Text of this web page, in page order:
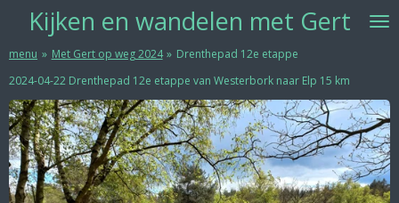
direct
hoofdinhoud
Kijken en wandelen met Gert
menu » Met Gert op weg 2024 » Drenthepad 12e etappe
2024-04-22 Drenthepad 12e etappe van Westerbork naar Elp 15 km